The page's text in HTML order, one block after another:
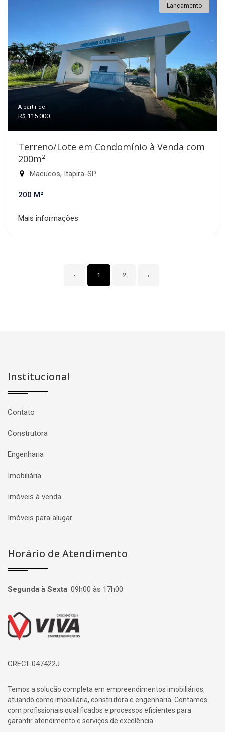
Lançamento
A partir de:
R$ 115.000
Terreno/Lote em Condomínio à Venda com
200m²
Macucos, Itapira-SP
200 M²
Mais informações
‹ 1 2 ›
Institucional
Contato
Construtora
Engenharia
Imobiliária
Imóveis à venda
Imóveis para alugar
Horário de Atendimento
Segunda à Sexta: 09h00 às 17h00
Página inicial
CRECI: 047422J
Temos a solução completa em empreendimentos imobiliários,
atuando como imobiliária, construtora e engenharia. Contamos
com profissionais qualificados e processos eficientes para
garantir atendimento e serviços de excelência.